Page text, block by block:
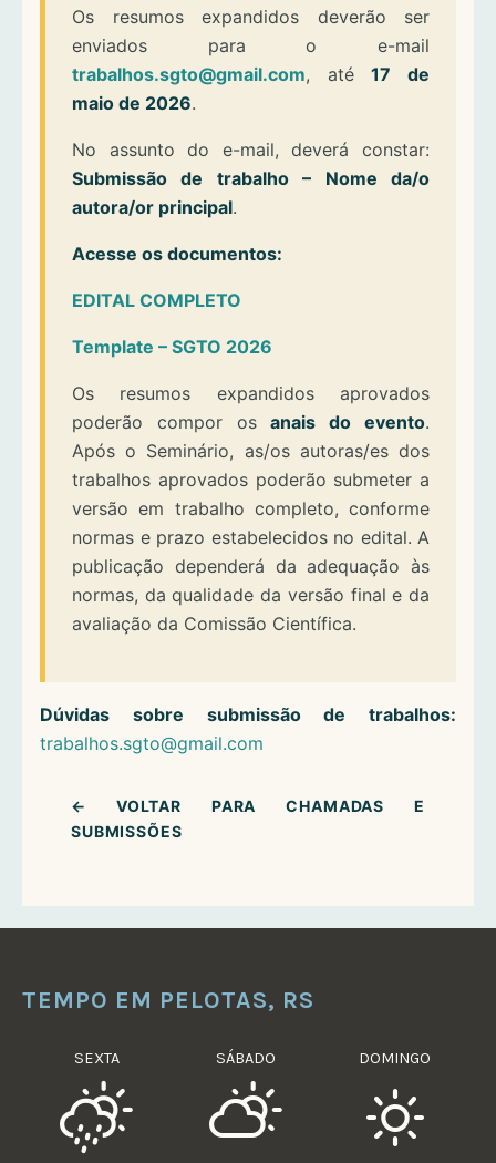
Os resumos expandidos deverão ser
enviados para o e-mail
trabalhos.sgto@gmail.com, até17 de
maio de 2026.
No assunto do e-mail, deverá constar:
Submissão de trabalho – Nome da/o
autora/or principal.
Acesse os documentos:
EDITAL COMPLETO
Template – SGTO 2026
Os resumos expandidos aprovados
poderão compor osanais do evento.
Após o Seminário, as/os autoras/es dos
trabalhos aprovados poderão submeter a
versão em trabalho completo, conforme
normas e prazo estabelecidos no edital. A
publicação dependerá da adequação às
normas, da qualidade da versão final e da
avaliação da Comissão Científica.
Dúvidas sobre submissão de trabalhos:
trabalhos.sgto@gmail.com
← VOLTAR PARA CHAMADAS E
SUBMISSÕES
TEMPO EM PELOTAS, RS
SEXTA SÁBADO DOMINGO